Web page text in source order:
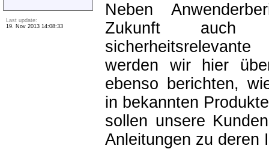
Last update:
19. Nov 2013 14:08:33
Neben
Zukunft auch
werden wir hier
ebenso berichten,
in bekannten
sollen unsere
Anleitungen zu deren